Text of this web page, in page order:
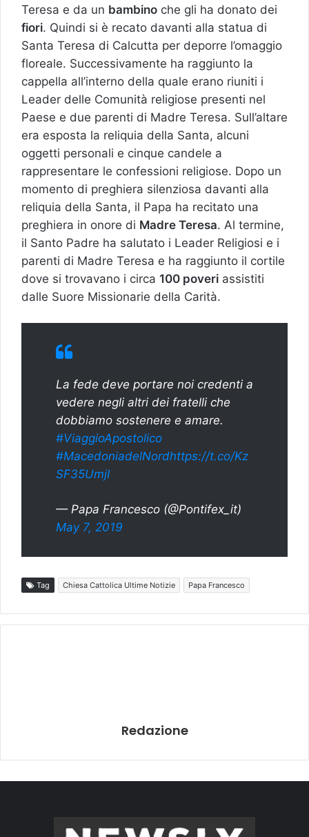
Teresa e da un bambino che gli ha donato dei
fiori. Quindi si è recato davanti alla statua di
Santa Teresa di Calcutta per deporre l’omaggio
floreale. Successivamente ha raggiunto la
cappella all’interno della quale erano riuniti i
Leader delle Comunità religiose presenti nel
Paese e due parenti di Madre Teresa. Sull’altare
era esposta la reliquia della Santa, alcuni
oggetti personali e cinque candele a
rappresentare le confessioni religiose. Dopo un
momento di preghiera silenziosa davanti alla
reliquia della Santa, il Papa ha recitato una
preghiera in onore di Madre Teresa. Al termine,
il Santo Padre ha salutato i Leader Religiosi e i
parenti di Madre Teresa e ha raggiunto il cortile
dove si trovavano i circa 100 poveri assistiti
dalle Suore Missionarie della Carità.
La fede deve portare noi credenti a
vedere negli altri dei fratelli che
dobbiamo sostenere e amare.
#ViaggioApostolico
#MacedoniadelNordhttps://t.co/Kz
SF35UmjI
— Papa Francesco (@Pontifex_it)
May 7, 2019
Tag Chiesa Cattolica Ultime Notizie Papa Francesco
Redazione